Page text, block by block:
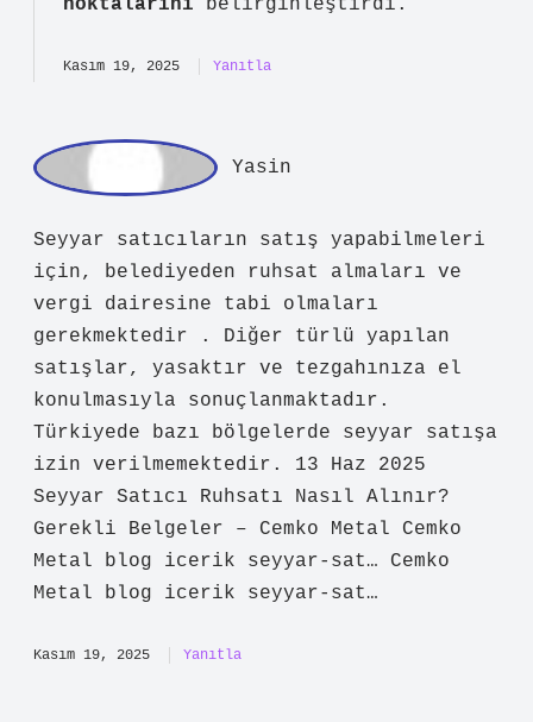
admin
Belgin!
Yorumlarınız yazının
noktalarınıbelirginleştirdi.
Kasım 19, 2025 Yanıtla
Yasin
Seyyar satıcıların satış yapabilmeleri
için, belediyeden ruhsat almaları ve
vergi dairesine tabi olmaları
satışlar, yasaktır ve tezgahınıza el